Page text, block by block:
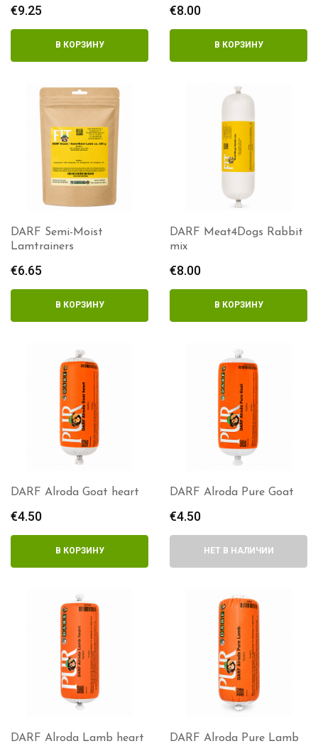
€9.25
В КОРЗИНУ
€8.00
В КОРЗИНУ
DARF Semi-Moist
Lamtrainers
€6.65
В КОРЗИНУ
DARF Meat4Dogs Rabbit
mix
€8.00
В КОРЗИНУ
DARF Alroda Goat heart
€4.50
В КОРЗИНУ
DARF Alroda Pure Goat
€4.50
НЕТ В НАЛИЧИИ
DARF Alroda Lamb heart DARF Alroda Pure Lamb